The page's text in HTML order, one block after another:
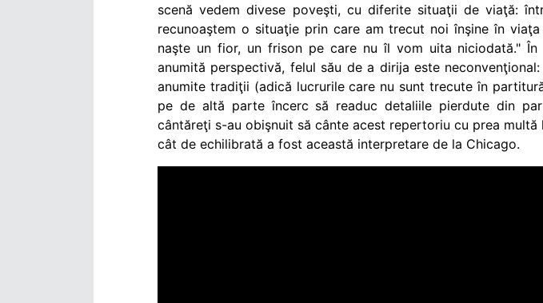
scenă vedem divese poveşti, cu diferite situaţii de viaţă:
recunoaştem o situaţie prin care am trecut noi înşine în
naşte un fior, un frison pe care nu îl vom uita niciodată."
anumită perspectivă, felul său de a dirija este
anumite tradiţii (adică lucrurile care nu sunt trecute în
pe de altă parte încerc să readuc detaliile pierdute din
cântăreţi s-au obişnuit să cânte acest repertoriu cu prea
cât de echilibrată a fost această interpretare de la Chicago.